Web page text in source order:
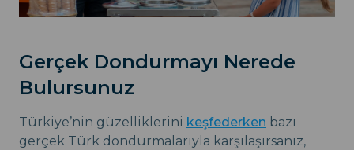
Gerçek Dondurmayı Nerede
Bulursunuz
Türkiye’nin güzelliklerini keşfederken bazı
gerçek Türk dondurmalarıyla karşılaşırsanız,